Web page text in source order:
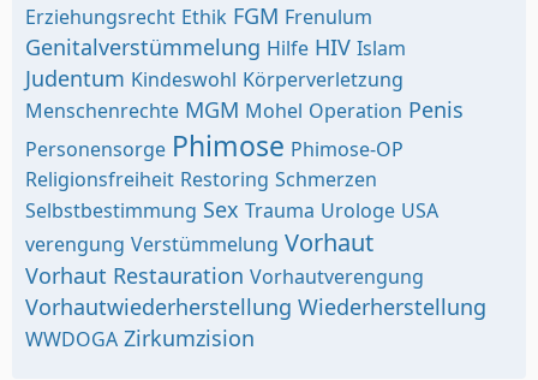
Erziehungsrecht Ethik FGM Frenulum
Genitalverstümmelung Hilfe HIV Islam
Judentum Kindeswohl Körperverletzung
Menschenrechte MGM Mohel Operation Penis
Personensorge Phimose Phimose-OP
Religionsfreiheit Restoring Schmerzen
Selbstbestimmung Sex Trauma Urologe USA
verengung Verstümmelung Vorhaut
Vorhaut Restauration Vorhautverengung
Vorhautwiederherstellung Wiederherstellung
WWDOGA Zirkumzision